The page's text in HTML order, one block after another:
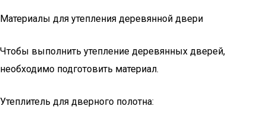
Материалы для утепления деревянной двери
Чтобы выполнить утепление деревянных дверей,
необходимо подготовить материал.
Утеплитель для дверного полотна: